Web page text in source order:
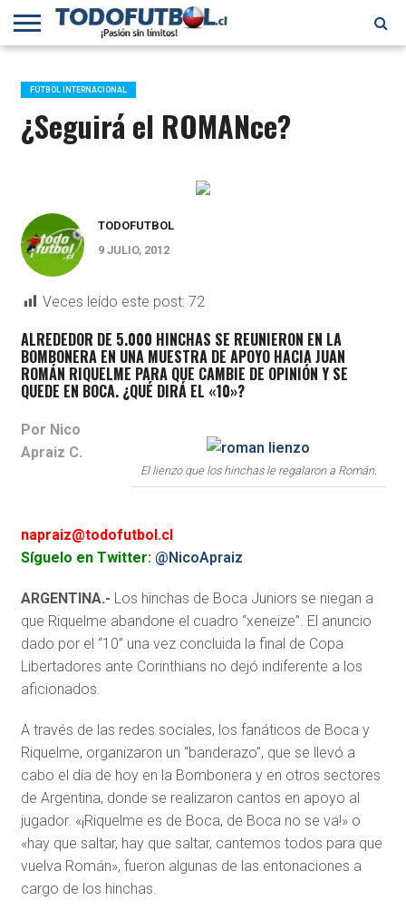
PRIMERA
B
SELECCIÓN
CHILENA
CHILENOS
EN EL
MUNDO
FÚTBOL
INTERNACIONAL
FÚTBOL INTERNACIONAL
¿Seguirá el ROMANce?
TODOFUTBOL
9 JULIO, 2012
Veces leído este post: 72
ALREDEDOR DE 5.000 HINCHAS SE REUNIERON EN LA
BOMBONERA EN UNA MUESTRA DE APOYO HACIA JUAN
ROMÁN RIQUELME PARA QUE CAMBIE DE OPINIÓN Y SE
QUEDE EN BOCA. ¿QUÉ DIRÁ EL «10»?
El lienzo que los hinchas le regalaron a Román.
Por Nico
Apraiz C.
napraiz@todofutbol.cl
Síguelo en Twitter: @NicoApraiz
ARGENTINA.- Los hinchas de Boca Juniors se niegan a
que Riquelme abandone el cuadro “xeneize”. El anuncio
dado por el “10” una vez concluida la final de Copa
Libertadores ante Corinthians no dejó indiferente a los
aficionados.
A través de las redes sociales, los fanáticos de Boca y
Riquelme, organizaron un “banderazo”, que se llevó a
cabo el día de hoy en la Bombonera y en otros sectores
de Argentina, donde se realizaron cantos en apoyo al
jugador. «¡Riquelme es de Boca, de Boca no se va!» o
«hay que saltar, hay que saltar, cantemos todos para que
vuelva Román», fueron algunas de las entonaciones a
cargo de los hinchas.